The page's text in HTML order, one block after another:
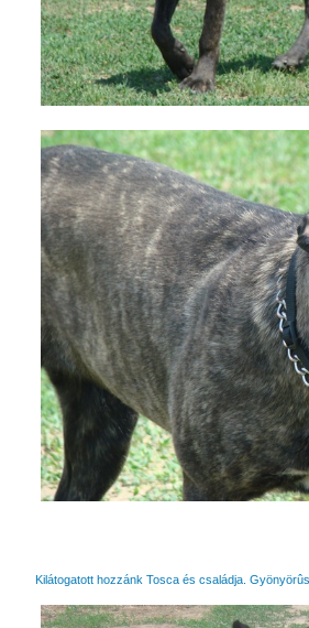
Kilátogatott hozzánk Tosca és családja.